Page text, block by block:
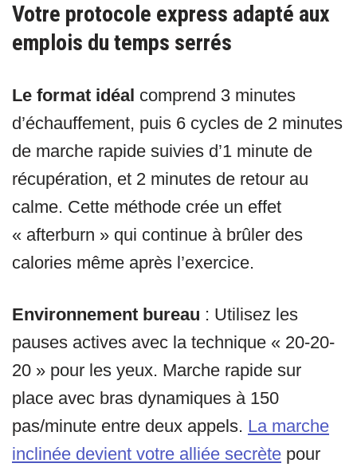
Votre protocole express adapté aux
emplois du temps serrés
Le format idéal comprend 3 minutes
d’échauffement, puis 6 cycles de 2 minutes
de marche rapide suivies d’1 minute de
récupération, et 2 minutes de retour au
calme. Cette méthode crée un effet
« afterburn » qui continue à brûler des
calories même après l’exercice.
Environnement bureau : Utilisez les
pauses actives avec la technique « 20-20-
20 » pour les yeux. Marche rapide sur
place avec bras dynamiques à 150
pas/minute entre deux appels. La marche
inclinée devient votre alliée secrète pour